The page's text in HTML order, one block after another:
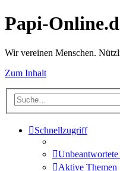
Papi-
Wir vereinen Menschen.
Zum Inhalt
Schnellzugriff
Aktive Themen